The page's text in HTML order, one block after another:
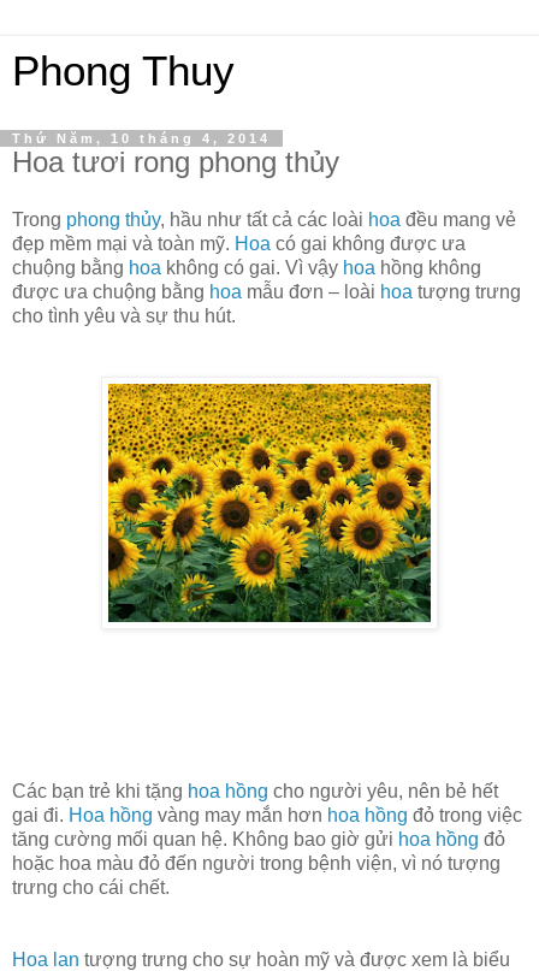
Phong Thuy
Thứ Năm, 10 tháng 4, 2014
Hoa tươi rong phong thủy
Trong phong thủy, hầu như tất cả các loài hoa đều mang vẻ
đẹp mềm mại và toàn mỹ. Hoa có gai không được ưa
chuộng bằng hoa không có gai. Vì vậy hoa hồng không
được ưa chuộng bằng hoa mẫu đơn – loài hoa tượng trưng
cho tình yêu và sự thu hút.
Các bạn trẻ khi tặng hoa hồng cho người yêu, nên bẻ hết
gai đi. Hoa hồng vàng may mắn hơn hoa hồng đỏ trong việc
tăng cường mối quan hệ. Không bao giờ gửi hoa hồng đỏ
hoặc hoa màu đỏ đến người trong bệnh viện, vì nó tượng
trưng cho cái chết.
Hoa lan tượng trưng cho sự hoàn mỹ và được xem là biểu